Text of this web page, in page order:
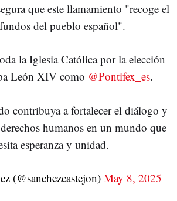
que este llamamiento "recoge el
del pueblo español".
la Iglesia Católica por la elección
León XIV como @Pontifex_es.
contribuya a fortalecer el diálogo y
humanos en un mundo que
esperanza y unidad.
(@sanchezcastejon) May 8, 2025